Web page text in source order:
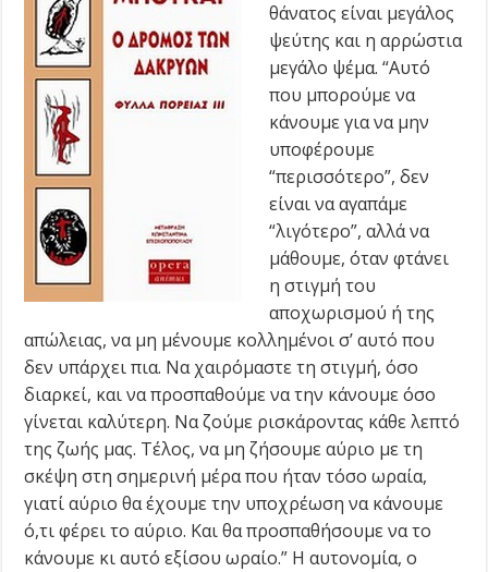
θάνατος είναι μεγάλος
ψεύτης και η αρρώστια
μεγάλο ψέμα. “Αυτό
που μπορούμε να
κάνουμε για να μην
υποφέρουμε
“περισσότερο”, δεν
είναι να αγαπάμε
“λιγότερο”, αλλά να
μάθουμε, όταν φτάνει
η στιγμή του
αποχωρισμού ή της
απώλειας, να μη μένουμε κολλημένοι σ’ αυτό που
δεν υπάρχει πια. Να χαιρόμαστε τη στιγμή, όσο
διαρκεί, και να προσπαθούμε να την κάνουμε όσο
γίνεται καλύτερη. Να ζούμε ρισκάροντας κάθε λεπτό
της ζωής μας. Τέλος, να μη ζήσουμε αύριο με τη
σκέψη στη σημερινή μέρα που ήταν τόσο ωραία,
γιατί αύριο θα έχουμε την υποχρέωση να κάνουμε
ό,τι φέρει το αύριο. Και θα προσπαθήσουμε να το
κάνουμε κι αυτό εξίσου ωραίο.” Η αυτονομία, ο